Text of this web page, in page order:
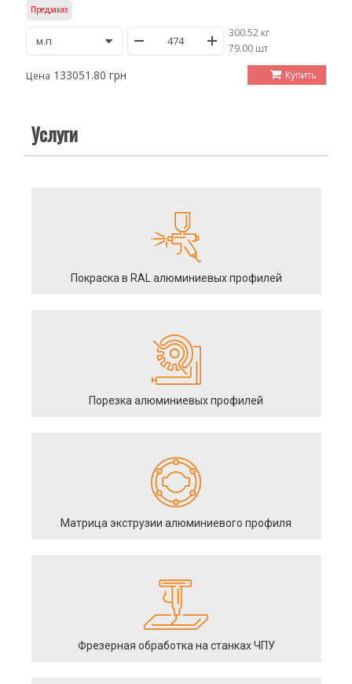
Предзаказ
300.52 кг
/79.00 шт
Цена 133051.80 грн Купить
Услуги
Покраска в RAL алюминиевых профилей
Порезка алюминиевых профилей
Матрица экструзии алюминиевого профиля
Фрезерная обработка на станках ЧПУ